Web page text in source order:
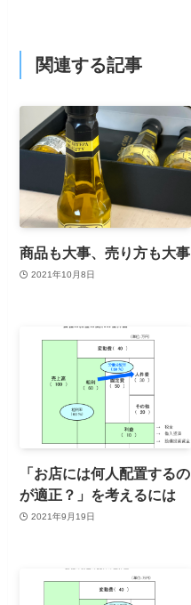
関連する記事
商品も大事、売り方も大事
2021年10月8日
「お店には何人配置するの
が適正？」を考えるには
2021年9月19日